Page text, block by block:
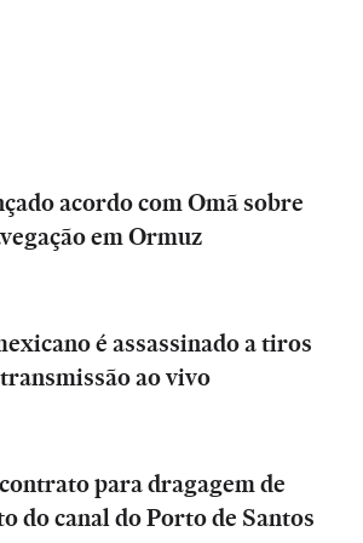
acordo com Omã sobre
em Ormuz
é assassinado a tiros
ao vivo
para dragagem de
do canal do Porto de Santos